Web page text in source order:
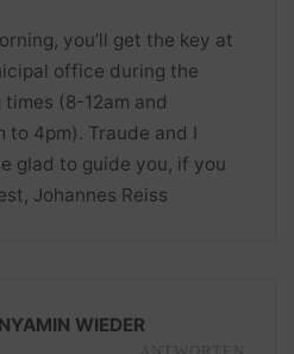
you’ll get the key at
office during the
times (8-12am and
to 4pm). Traude and I
glad to guide you, if you
Johannes Reiss
WIEDER